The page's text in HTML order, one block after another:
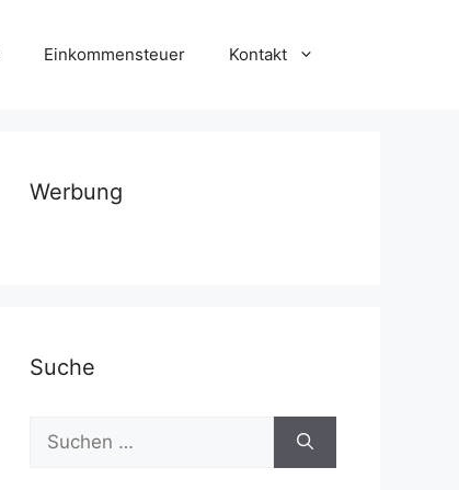
Einkommensteuer Kontakt
Werbung
Suche
Suchen
nach: